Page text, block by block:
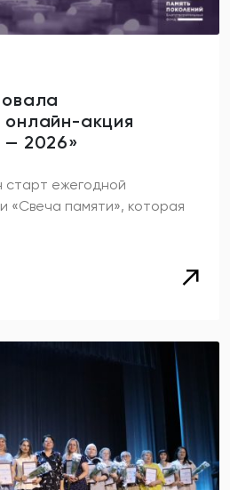
онлайн-акция
2026»
старт ежегодной
«Свеча памяти», которая